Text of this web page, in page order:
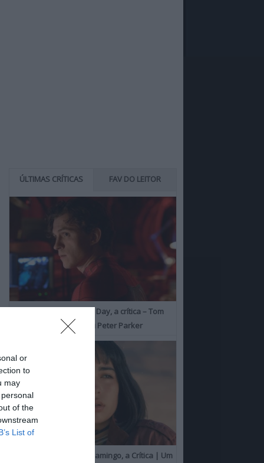
or
to
may
of the
List of
ÚLTIMAS CRÍTICAS FAV DO LEITOR
Spider-Man: Brand New Day, a crítica – Tom
Holland consolida o seu Peter Parker
O Misterioso Olhar do Flamingo, a Crítica | Um